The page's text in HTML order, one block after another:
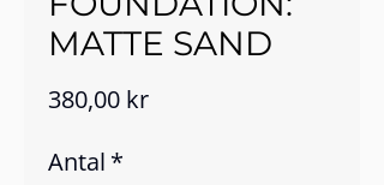
MATTE SAND
380,00 krPris
Antal *